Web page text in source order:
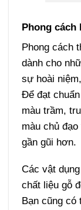
Phong cách
Phong cách
dành cho
sự hoài
Để đạt
màu trầm,
màu chủ đạo
gần gũi hơn.
Các vật
chất liệu gỗ
Bạn cũng có